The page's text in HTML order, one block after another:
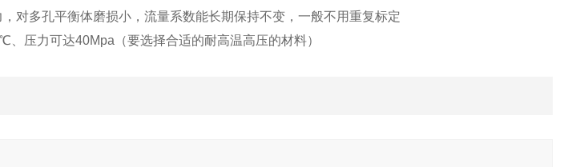
对多孔平衡体磨损小，流量系数能长期保持不变，一般不用重复标定
、压力可达40Mpa （要选择合适的耐高温高压的材料）